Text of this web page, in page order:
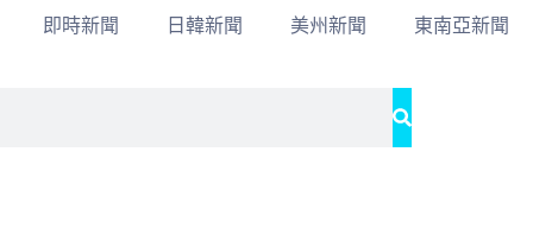
即時新聞 日韓新聞 美州新聞 東南亞新聞